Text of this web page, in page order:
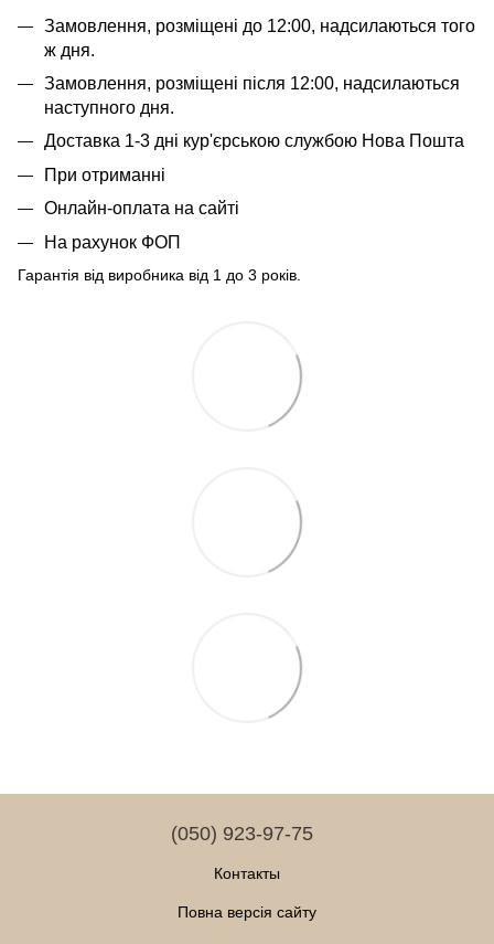
Замовлення, розміщені до 12:00, надсилаються того
ж дня.
Замовлення, розміщені після 12:00, надсилаються
наступного дня.
Доставка 1-3 дні кур'єрською службою Нова Пошта
При отриманні
Онлайн-оплата на сайті
На рахунок ФОП
Гарантія від виробника від 1 до 3 років.
(050) 923-97-75
Контакты
Повна версія сайту